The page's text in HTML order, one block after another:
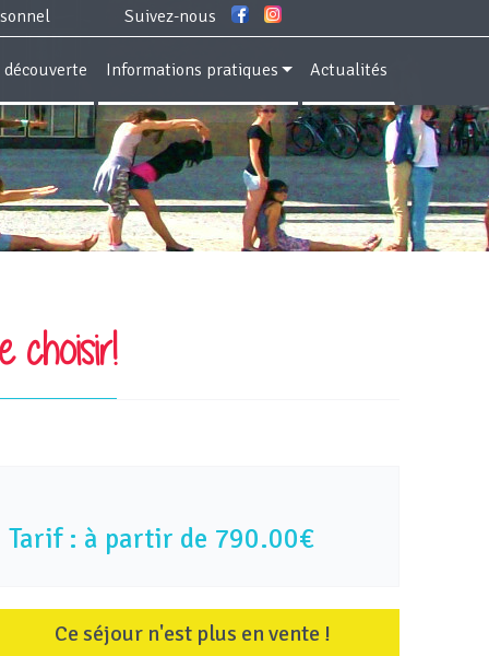
Suivez-nous
découverte Informations pratiques Actualités
choisir!
Tarif : à partir de 790.00€
Ce séjour n'est plus en vente !